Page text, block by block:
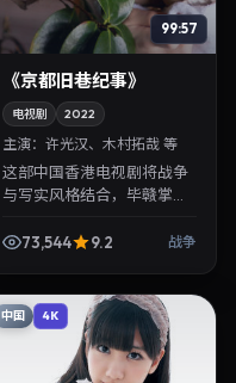
99:57
《京都旧巷纪事》
电视剧 2022
主演：许光汉、木村拓哉 等
这部中国香港电视剧将战争
与写实风格结合，毕赣掌
主角。2022年12月8日与观
73,544 9.2 战争
中国 4K